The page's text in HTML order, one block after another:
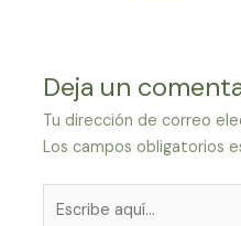
Deja un
Tu dirección de correo
Los campos obligatorios